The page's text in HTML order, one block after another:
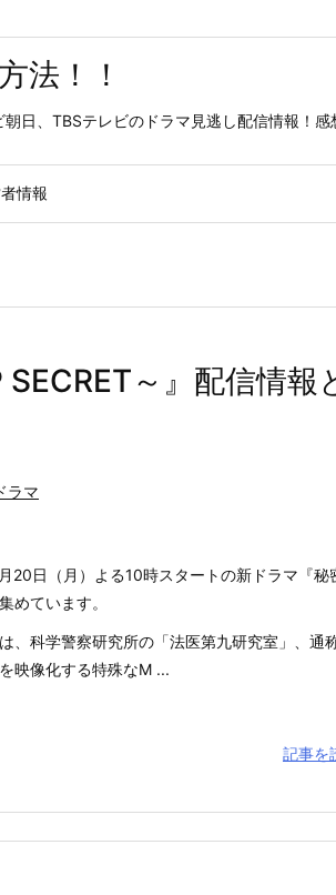
法！！
日、TBSテレビのドラマ見逃し配信情報！感
情報
SECRET～』配信情
ラマ
20日（月）よる10時スタートの新ドラマ『秘
めています。
、科学警察研究所の「法医第九研究室」、通
映像化する特殊なM ...
記事を